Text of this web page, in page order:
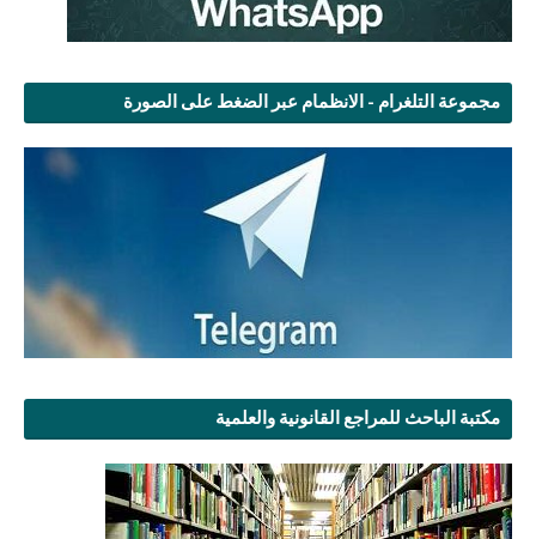
مجموعة التلغرام - الانظمام عبر الضغط على الصورة
مكتبة الباحث للمراجع القانونية والعلمية